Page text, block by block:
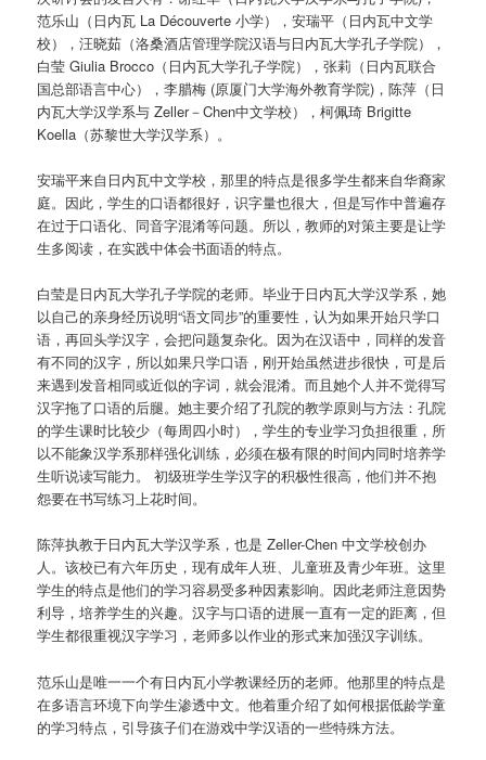
范乐山（日内瓦 La Découverte 小学），安瑞平（日内瓦中文学
校），汪晓茹（洛桑酒店管理学院汉语与日内瓦大学孔子学院），
白莹 Giulia Brocco（日内瓦大学孔子学院），张莉（日内瓦联合
国总部语言中心），李腊梅 (原厦门大学海外教育学院)，陈萍（日
内瓦大学汉学系与 Zeller－Chen中文学校），柯佩琦 Brigitte
Koella（苏黎世大学汉学系）。
安瑞平来自日内瓦中文学校，那里的特点是很多学生都来自华裔家
庭。因此，学生的口语都很好，识字量也很大，但是写作中普遍存
在过于口语化、同音字混淆等问题。所以，教师的对策主要是让学
生多阅读，在实践中体会书面语的特点。
白莹是日内瓦大学孔子学院的老师。毕业于日内瓦大学汉学系，她
以自己的亲身经历说明“语文同步”的重要性，认为如果开始只学口
语，再回头学汉字，会把问题复杂化。因为在汉语中，同样的发音
有不同的汉字，所以如果只学口语，刚开始虽然进步很快，可是后
来遇到发音相同或近似的字词，就会混淆。而且她个人并不觉得写
汉字拖了口语的后腿。她主要介绍了孔院的教学原则与方法：孔院
的学生课时比较少（每周四小时），学生的专业学习负担很重，所
以不能象汉学系那样强化训练，必须在极有限的时间内同时培养学
生听说读写能力。 初级班学生学汉字的积极性很高，他们并不抱
怨要在书写练习上花时间。
陈萍执教于日内瓦大学汉学系，也是 Zeller-Chen 中文学校创办
人。该校已有六年历史，现有成年人班、儿童班及青少年班。这里
学生的特点是他们的学习容易受多种因素影响。因此老师注意因势
利导，培养学生的兴趣。汉字与口语的进展一直有一定的距离，但
学生都很重视汉字学习，老师多以作业的形式来加强汉字训练。
范乐山是唯一一个有日内瓦小学教课经历的老师。他那里的特点是
在多语言环境下向学生渗透中文。他着重介绍了如何根据低龄学童
的学习特点，引导孩子们在游戏中学汉语的一些特殊方法。